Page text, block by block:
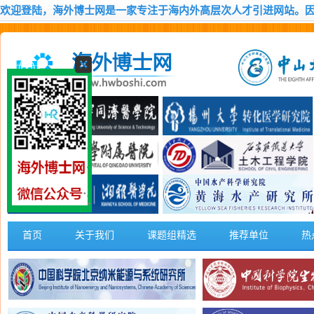
欢迎登陆，海外博士网是一家专注于海内外高层次人才引进网站。
首页 关于我们 课题组精选 推荐单位 热